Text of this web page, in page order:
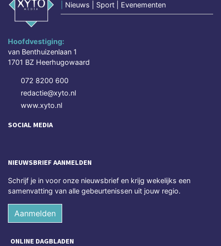
Nieuws | Sport | Evenementen
Hoofdvestiging:
van Benthuizenlaan 1
1701 BZ Heerhugowaard
072 8200 600
redactie@xyto.nl
www.xyto.nl
SOCIAL MEDIA
NIEUWSBRIEF AANMELDEN
Schrijf je in voor onze nieuwsbrief en krijg wekelijks een
samenvatting van alle gebeurtenissen uit jouw regio.
Aanmelden
ONLINE DAGBLADEN